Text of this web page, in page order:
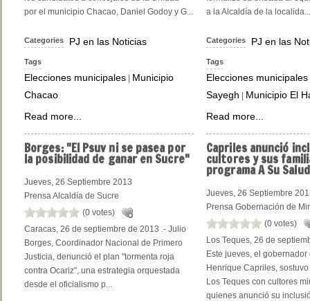
por el municipio Chacao, Daniel Godoy y G...
Categories PJ en las Noticias
Tags
Elecciones municipales
Municipio
Chacao
Read more...
a la Alcaldía de la
Categories PJ en las
Tags
Elecciones municipales
Sayegh
Municipio El
Read more...
Borges:"El Psuv ni se pasea por
la posibilidad de ganar en Sucre"
Jueves, 26 Septiembre 2013
Prensa Alcaldía de Sucre
(0 votes)
Caracas, 26 de septiembre de 2013 .- Julio
Borges, Coordinador Nacional de Primero
Justicia, denunció el plan "tormenta roja
contra Ocariz", una estrategia orquestada
desde el oficialismo p...
Caprilesanunció
cultores y sus
programa A Su
Jueves, 26 Septiembre
Prensa Gobernación de
(0 votes)
Los Teques, 26 de
Este jueves, el gobernador
Henrique Capriles,
Los Teques con cultores
quienes anunció su